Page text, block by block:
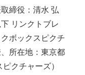
締役：清水 弘
リンクトブレ
ボックスピクチ
所在地：東京都
クチャーズ）